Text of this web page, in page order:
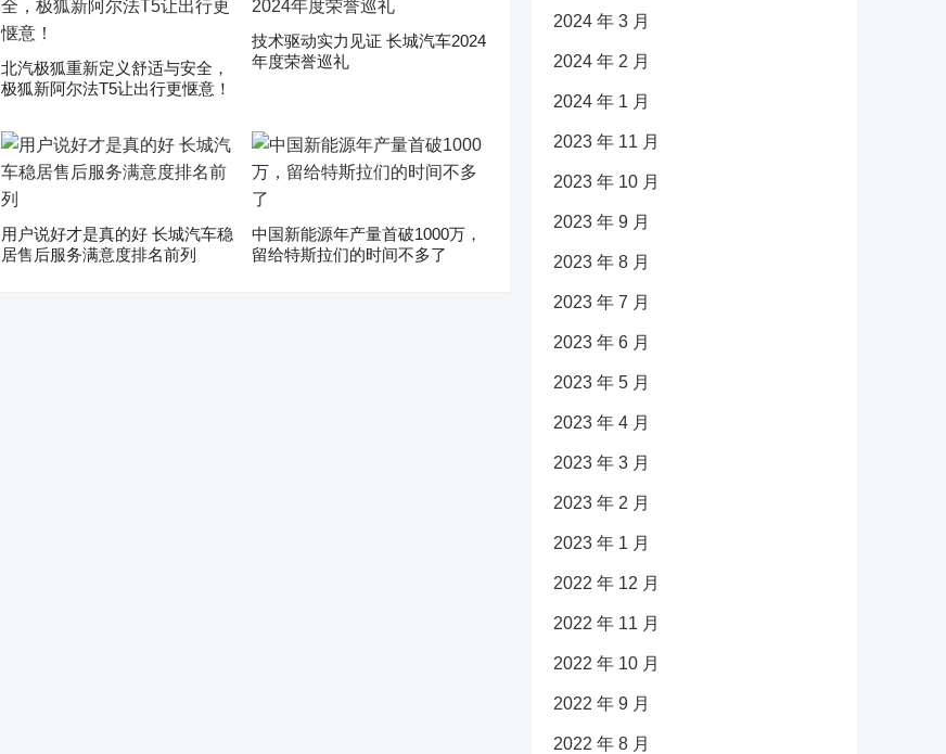
​北汽极狐重新定义舒适与安全，
极狐新阿尔法T5让出行更惬意！
技术驱动实力见证 长城汽车2024
年度荣誉巡礼
用户说好才是真的好 长城汽车稳
居售后服务满意度排名前列
中国新能源年产量首破1000万，
留给特斯拉们的时间不多了
2024 年 3 月
2024 年 2 月
2024 年 1 月
2023 年 11 月
2023 年 10 月
2023 年 9 月
2023 年 8 月
2023 年 7 月
2023 年 6 月
2023 年 5 月
2023 年 4 月
2023 年 3 月
2023 年 2 月
2023 年 1 月
2022 年 12 月
2022 年 11 月
2022 年 10 月
2022 年 9 月
2022 年 8 月